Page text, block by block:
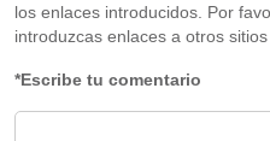
los enlaces introducidos. Por
introduzcas enlaces a otros sitios
*Escribe tu comentario